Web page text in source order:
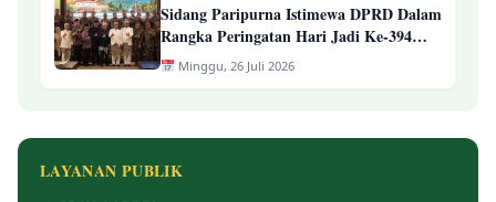
Sidang Paripurna Istimewa DPRD Dalam
Rangka Peringatan Hari Jadi Ke-394
Kab. Tasikmalaya
Minggu, 26 Juli 2026
LAYANAN PUBLIK